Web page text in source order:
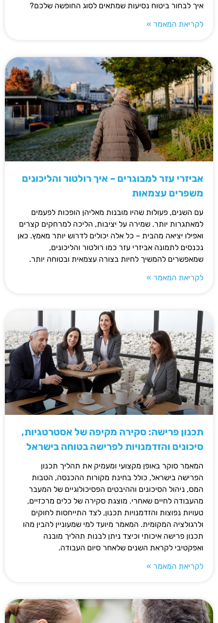
איך לבחור ביטוח נסיעות שמתאים לסוג החופשה שלכם?
לקריאת המאמר »
אביזרי עזר למבוגרים – איך רולטור והליכונים
משפרים עצמאות
עם השנים, פעולות שהיו מובנות מאליהן הופכות לפעמים
למאתגרות יותר. שמירה על יציבות, הליכה למרחקים קצרים
ואפילו יציאה מהבית – כל אלה יכולים לדרוש יותר מאמץ. כאן
נכנסים לתמונה אביזרי עזר כמו רולטור והליכונים,
שמאפשרים להמשיך לחיות בצורה עצמאית ובטוחה יותר.
לקריאת המאמר »
תכנון פרישה: סקירה מקיפה של אסטרטגיות,
סיכונים והזדמנויות לפרישה בטוחה בישראל
המאמר סוקר באופן מקצועי ומעמיק את תהליך תכנון
הפרישה בישראל, כולל בחינת מקורות ההכנסה, הטבות
המס, ניהול הסיכונים וההיבטים הפסיכולוגיים של המעבר
מהעבודה לחיים שאחרי. מוצגת סקירה של כלים מרכזיים,
טעויות נפוצות והזדמנויות תכנון, לצד התייחסות לחוקים
ולרגולציה המקומית. המאמר מיועד למי שמעוניין להבין מהו
תכנון פרישה איכותי וכיצד ניתן לבנות תהליך מובנה
ואפקטיבי לקראת השנים שלאחר סיום העבודה.
לקריאת המאמר »